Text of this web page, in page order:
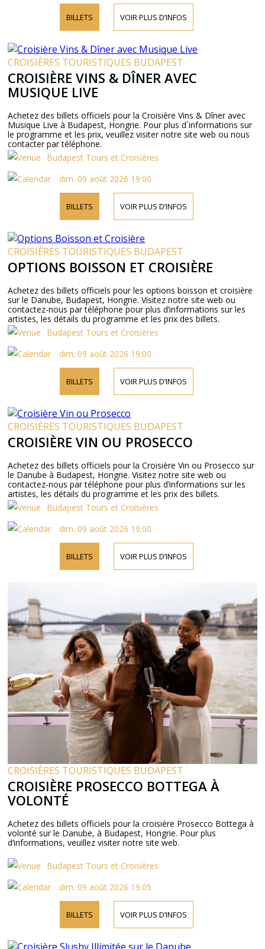
BILLETS VOIR PLUS D’INFOS
CROISIÈRES TOURISTIQUES BUDAPEST
CROISIÈRE VINS & DÎNER AVEC
MUSIQUE LIVE
Achetez des billets officiels pour la Croisière Vins & Dîner avec
Musique Live à Budapest, Hongrie. Pour plus d´informations sur
le programme et les prix, veuillez visiter notre site web ou nous
contacter par téléphone.
Budapest Tours et Croisières
dim. 09 août 2026 19:00
BILLETS VOIR PLUS D’INFOS
CROISIÈRES TOURISTIQUES BUDAPEST
OPTIONS BOISSON ET CROISIÈRE
Achetez des billets officiels pour les options boisson et croisière
sur le Danube, Budapest, Hongrie. Visitez notre site web ou
contactez-nous par téléphone pour plus d’informations sur les
artistes, les détails du programme et les prix des billets.
Budapest Tours et Croisières
dim. 09 août 2026 19:00
BILLETS VOIR PLUS D’INFOS
CROISIÈRES TOURISTIQUES BUDAPEST
CROISIÈRE VIN OU PROSECCO
Achetez des billets officiels pour la Croisière Vin ou Prosecco sur
le Danube à Budapest, Hongrie. Visitez notre site web ou
contactez-nous par téléphone pour plus d’informations sur les
artistes, les détails du programme et les prix des billets.
Budapest Tours et Croisières
dim. 09 août 2026 19:00
BILLETS VOIR PLUS D’INFOS
CROISIÈRES TOURISTIQUES BUDAPEST
CROISIÈRE PROSECCO BOTTEGA À
VOLONTÉ
Achetez des billets officiels pour la croisière Prosecco Bottega à
volonté sur le Danube, à Budapest, Hongrie. Pour plus
d’informations, veuillez visiter notre site web.
Budapest Tours et Croisières
dim. 09 août 2026 19:05
BILLETS VOIR PLUS D’INFOS